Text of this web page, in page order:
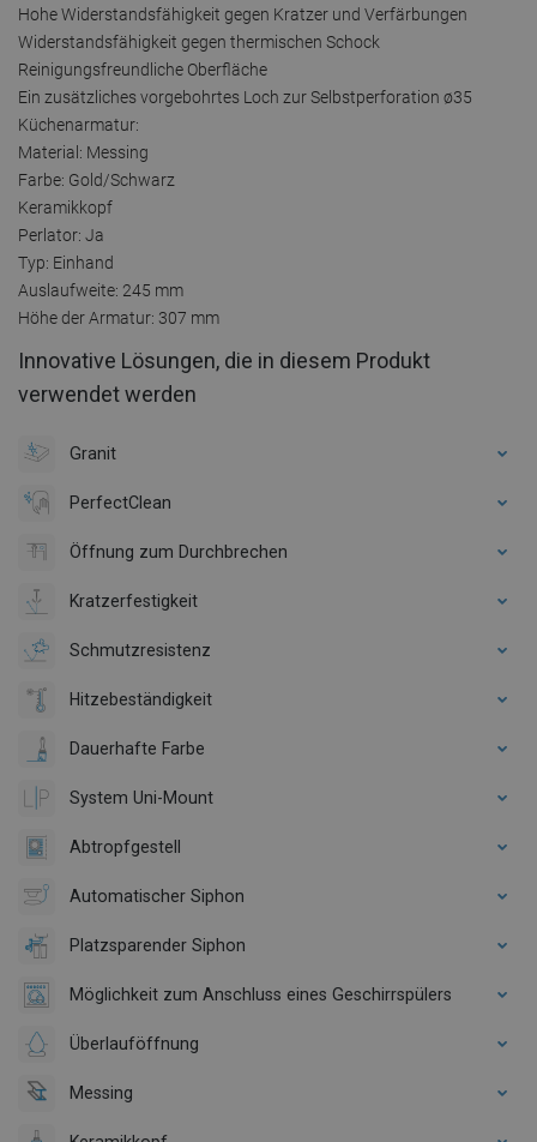
Hohe Widerstandsfähigkeit gegen Kratzer und Verfärbungen
Widerstandsfähigkeit gegen thermischen Schock
Reinigungsfreundliche Oberfläche
Ein zusätzliches vorgebohrtes Loch zur Selbstperforation ø35
Küchenarmatur:
Material: Messing
Farbe: Gold/Schwarz
Keramikkopf
Perlator: Ja
Typ: Einhand
Auslaufweite: 245 mm
Höhe der Armatur: 307 mm
Innovative Lösungen, die in diesem Produkt
verwendet werden
Granit
PerfectClean
Öffnung zum Durchbrechen
Kratzerfestigkeit
Schmutzresistenz
Hitzebeständigkeit
Dauerhafte Farbe
System Uni-Mount
Abtropfgestell
Automatischer Siphon
Platzsparender Siphon
Möglichkeit zum Anschluss eines Geschirrspülers
Überlauföffnung
Messing